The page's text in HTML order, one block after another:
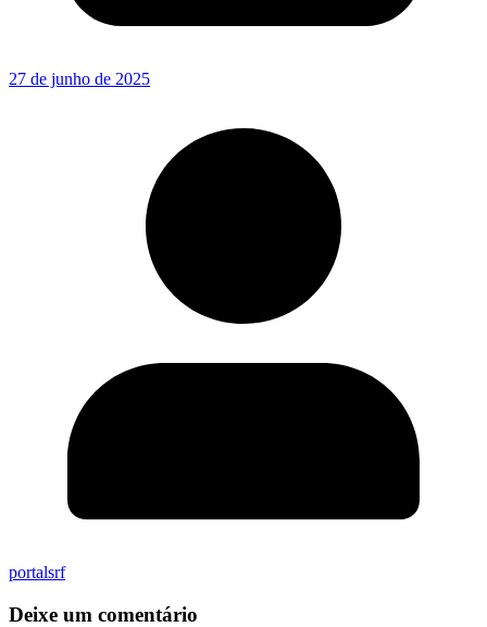
27 de junho de 2025
portalsrf
Deixe um comentário